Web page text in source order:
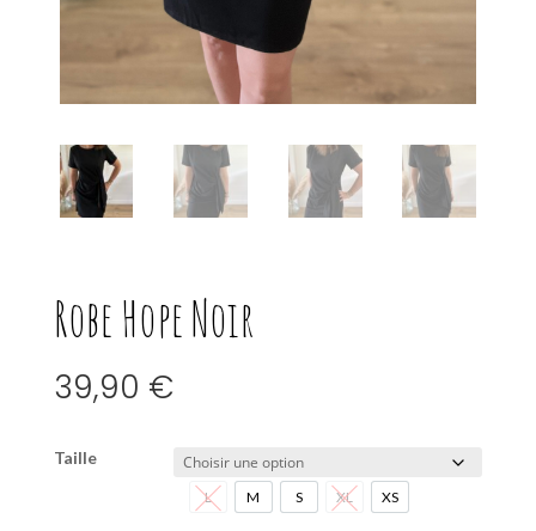
Robe Hope Noir
39,90 €
Taille
L
L
M
M
S
S
XL
XL
XS
XS